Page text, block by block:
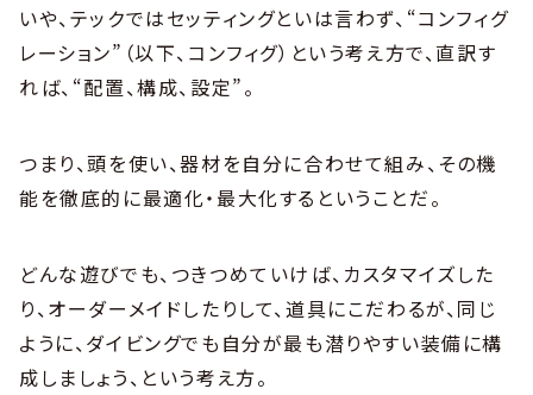
いや、テックではセッティングといは言わず、“コンフィグ
レーション”（以下、コンフィグ）という考え方で、直訳す
れば、“配置、構成、設定”。
つまり、頭を使い、器材を自分に合わせて組み、その機
能を徹底的に最適化・最大化するということだ。
どんな遊びでも、つきつめていけば、カスタマイズした
り、オーダーメイドしたりして、道具にこだわるが、同じ
ように、ダイビングでも自分が最も潜りやすい装備に構
成しましょう、という考え方。